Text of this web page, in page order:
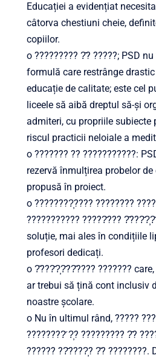
Educației a evidențiat
câtorva chestiuni cheie,
copiilor.
o ????????? ?̂? ?????; PSD
formulă care restrânge
educație de calitate; este cel
liceele să aibă dreptul să-și
admiteri, cu propriile subiecte
riscul practicii neloiale a
o ??????? ?? ???????????:
rezervă înmulțirea probelor
propusă în proiect.
o ????????̦???? ????????
??????????? ?????̆???
soluție, mai ales în condițiile
profesori dedicați.
o ?̂???̆?̦?̆??̂???? ???????
ar trebui să țină cont inclusiv
noastre școlare.
o Nu în ultimul rând, ?????
????????̆ ?̦? ????????? ?̂?
?????? ??̆????̦? ?̂?